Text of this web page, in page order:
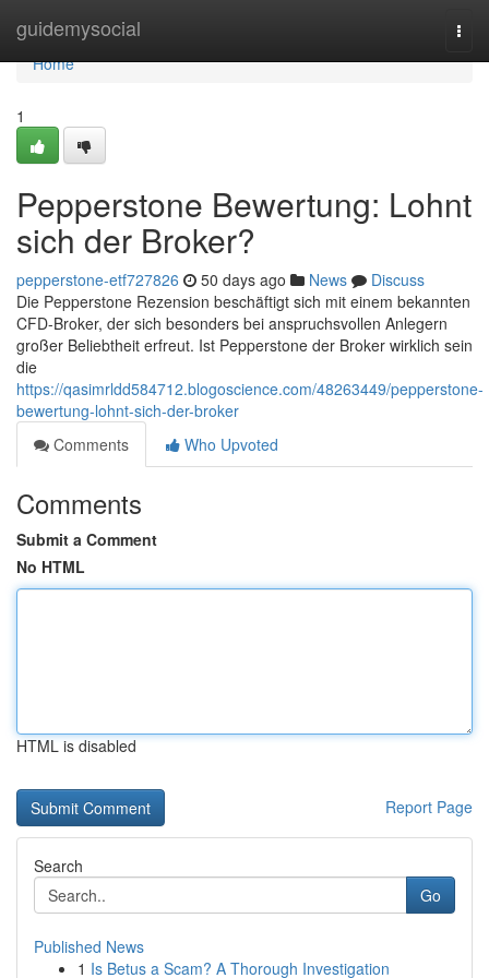
guidemysocial
Home
Home
1
Pepperstone Bewertung: Lohnt
sich der Broker?
pepperstone-etf727826 50 days ago News
Discuss
Die Pepperstone Rezension beschäftigt sich mit einem bekannten
CFD-Broker, der sich besonders bei anspruchsvollen Anlegern
großer Beliebtheit erfreut. Ist Pepperstone der Broker wirklich sein
die
https://qasimrldd584712.blogoscience.com/48263449/pepperstone-
bewertung-lohnt-sich-der-broker
Comments
Who Upvoted
Comments
Submit a Comment
No HTML
HTML is disabled
Report Page
Search
Go
Published News
1 Is Betus a Scam? A Thorough Investigation